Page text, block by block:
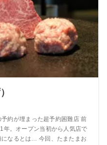
約が埋まった超予約困難店 前
年。オープン当初から人気店で
なるとは… 今回、たまたまお